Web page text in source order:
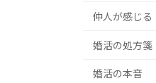
仲人が感じる
婚活の処方箋
婚活の本音